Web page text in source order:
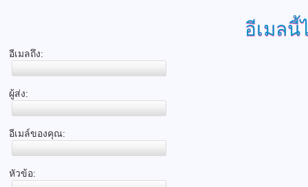
อีเมลนี้
อีเมลถึง:
ผู้ส่ง:
อีเมล์ของคุณ:
หัวข้อ: